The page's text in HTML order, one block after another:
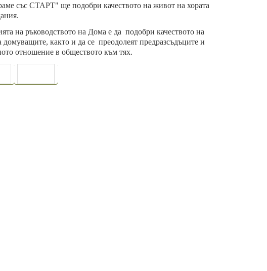
със СТАРТ" ще подобри качеството на живот на хората
на ръководството на Дома е да подобри качеството на
домуващите, както и да се преодолеят предразсъдъците и
отношение в обществото към тях.